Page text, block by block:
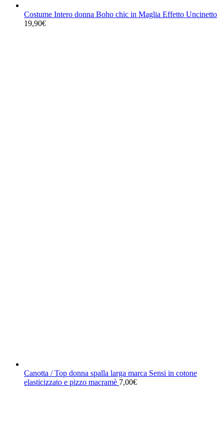
Costume Intero donna Boho chic in Maglia Effetto Uncinetto
19,90€
Canotta / Top donna spalla larga marca Sensi in cotone
elasticizzato e pizzo macramè 7,00€